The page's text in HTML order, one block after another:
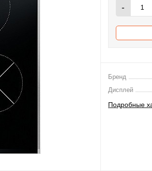
-
Бренд
Дисплей
Подробные